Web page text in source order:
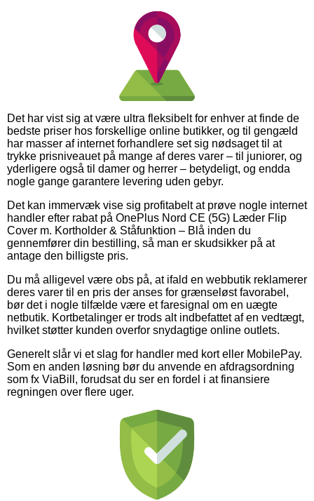
Det har vist sig at være ultra fleksibelt for enhver at finde de
bedste priser hos forskellige online butikker, og til gengæld
har masser af internet forhandlere set sig nødsaget til at
trykke prisniveauet på mange af deres varer – til juniorer, og
yderligere også til damer og herrer – betydeligt, og endda
nogle gange garantere levering uden gebyr.
Det kan immervæk vise sig profitabelt at prøve nogle internet
handler efter rabat på OnePlus Nord CE (5G) Læder Flip
Cover m. Kortholder & Ståfunktion – Blå inden du
gennemfører din bestilling, så man er skudsikker på at
antage den billigste pris.
Du må alligevel være obs på, at ifald en webbutik reklamerer
deres varer til en pris der anses for grænseløst favorabel,
bør det i nogle tilfælde være et faresignal om en uægte
netbutik. Kortbetalinger er trods alt indbefattet af en vedtægt,
hvilket støtter kunden overfor snydagtige online outlets.
Generelt slår vi et slag for handler med kort eller MobilePay.
Som en anden løsning bør du anvende en afdragsordning
som fx ViaBill, forudsat du ser en fordel i at finansiere
regningen over flere uger.